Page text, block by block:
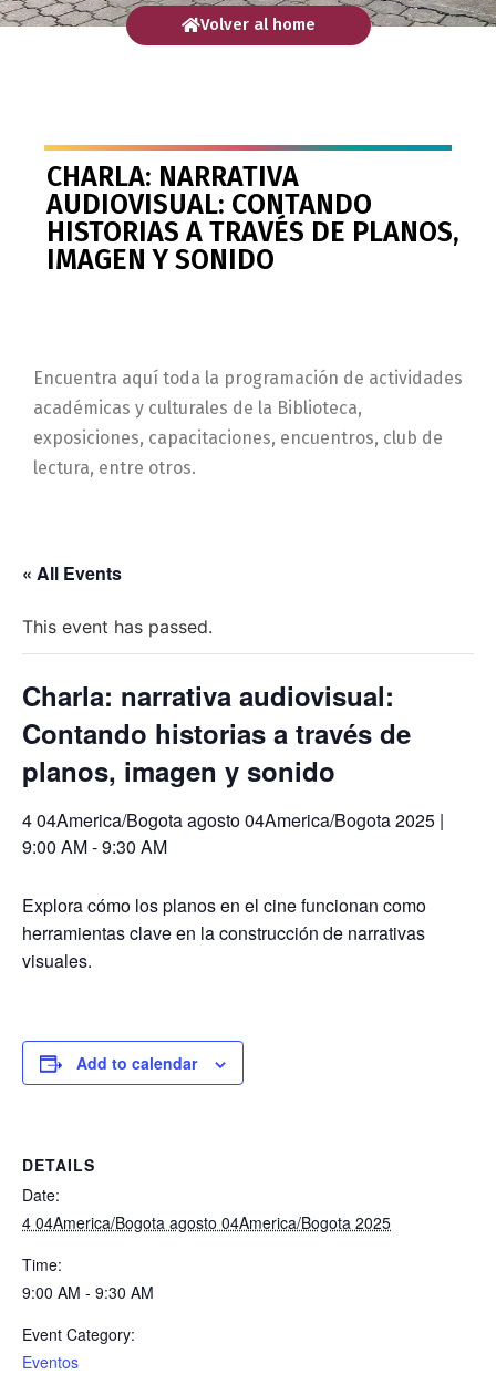
Volver al home
CHARLA: NARRATIVA
AUDIOVISUAL: CONTANDO
HISTORIAS A TRAVÉS DE PLANOS,
IMAGEN Y SONIDO
Encuentra aquí toda la programación de actividades
académicas y culturales de la Biblioteca,
exposiciones, capacitaciones, encuentros, club de
lectura, entre otros.
« All Events
This event has passed.
Charla: narrativa audiovisual:
Contando historias a través de
planos, imagen y sonido
4 04America/Bogota agosto 04America/Bogota 2025 |
9:00 AM-9:30 AM
Explora cómo los planos en el cine funcionan como
herramientas clave en la construcción de narrativas
visuales.
Add to calendar
DETAILS
Date:
4 04America/Bogota agosto 04America/Bogota 2025
Time:
9:00 AM - 9:30 AM
Event Category:
Eventos